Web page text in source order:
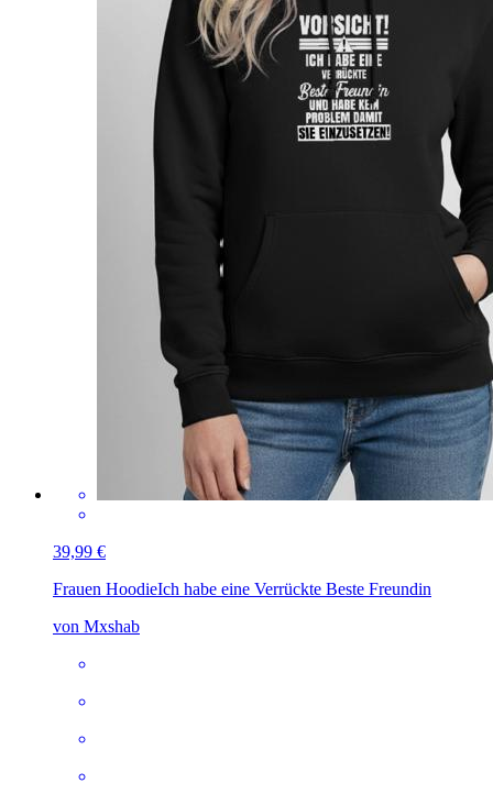
39,99 €
Frauen HoodieIch habe eine Verrückte Beste Freundin
von Mxshab